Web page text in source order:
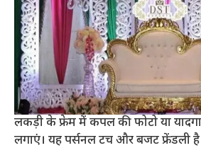
लकड़ी के फ्रेम में कपल की फोटो या
लगाएं। यह पर्सनल टच और बजट फ्रेंडली